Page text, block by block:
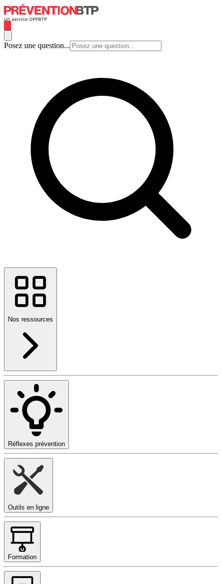
Posez une question...
Nos ressources
Réflexes prévention
Outils en ligne
Formation